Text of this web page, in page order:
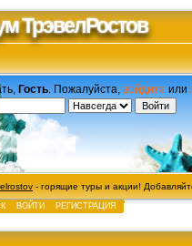
ТрэвелРостов
Гость . Пожалуйста, войдите или
- горящие туры и акции!
ВОЙТИ РЕГИСТРАЦИЯ